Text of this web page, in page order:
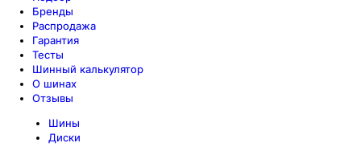
Бренды
Распродажа
Гарантия
Тесты
Шинный калькулятор
О шинах
Отзывы
Шины
Диски